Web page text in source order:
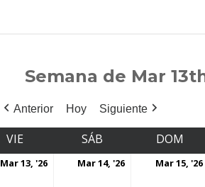
Semana de Mar
Anterior Hoy Siguiente
VIE SÁB DOM
Mar 13, '26 Mar 14, '26 Mar 15, '26